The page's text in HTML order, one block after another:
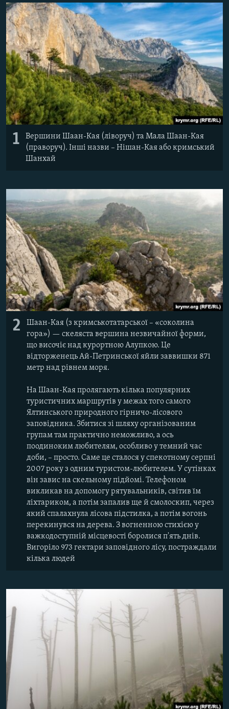
ВІДЕОУРОКИ «ELIFBE»
СВІДЧЕННЯ ОКУПАЦІЇ
УКРАЇНСЬКА ПРОБЛЕМА КРИМУ
ІНФОГРАФІКА
Русский
Qırımtatar
ДОЛУЧАЙСЯ!
Усі сайти RFE/RL
1
Вершини Шаан-Кая (ліворуч) та Мала Шаан-Кая
(праворуч). Інші назви – Нішан-Кая або кримський
Шанхай
2
Шаан-Кая (з кримськотатарської – «соколина
гора») — скеляста вершина незвичайної форми,
що височіє над курортною Алупкою. Це
відторженець Ай-Петринської яйли заввишки 871
метр над рівнем моря.
На Шаан-Кая пролягають кілька популярних
туристичних маршрутів у межах того самого
Ялтинського природного гірничо-лісового
заповідника. Збитися зі шляху організованим
групам там практично неможливо, а ось
поодиноким любителям, особливо у темний час
доби, – просто. Саме це сталося у спекотному серпні
2007 року з одним туристом-любителем. У сутінках
він завис на скельному підйомі. Телефоном
викликав на допомогу рятувальників, світив їм
ліхтариком, а потім запалив ще й смолоскип, через
який спалахнула лісова підстилка, а потім вогонь
перекинувся на дерева. З вогненною стихією у
важкодоступній місцевості боролися п'ять днів.
Вигоріло 973 гектари заповідного лісу, постраждали
кілька людей